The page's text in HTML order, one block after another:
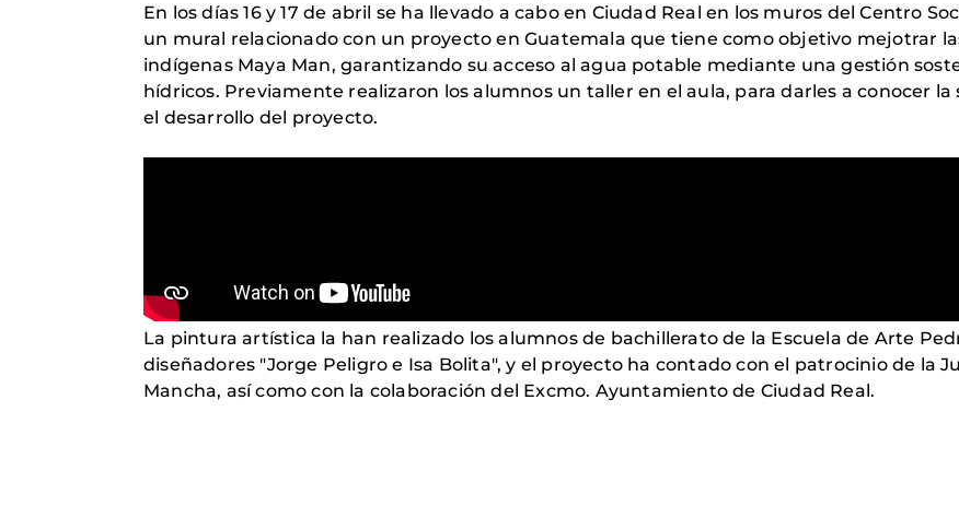
En los días 16 y 17 de abril se ha llevado a cabo en Ciudad Real en los muros del Centro
un mural relacionado con un proyecto en Guatemala que tiene como objetivo mejotrar
indígenas Maya Man, garantizando su acceso al agua potable mediante una gestión
hídricos. Previamente realizaron los alumnos un taller en el aula, para darles a conocer
el desarrollo del proyecto.
La pintura artística la han realizado los alumnos de bachillerato de la Escuela de Arte
diseñadores "Jorge Peligro e Isa Bolita", y el proyecto ha contado con el patrocinio de la
Mancha, así como con la colaboración del Excmo. Ayuntamiento de Ciudad Real.